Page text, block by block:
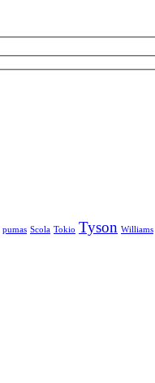
pumas Scola Tokio Tyson Williams